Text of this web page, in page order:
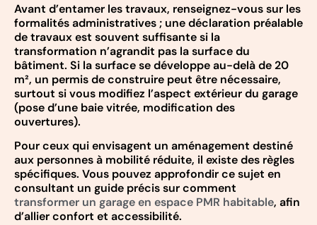
Avant d’entamer les travaux, renseignez-vous sur les
formalités administratives ; une déclaration préalable
de travaux est souvent suffisante si la
transformation n’agrandit pas la surface du
bâtiment. Si la surface se développe au-delà de 20
m², un permis de construire peut être nécessaire,
surtout si vous modifiez l’aspect extérieur du garage
(pose d’une baie vitrée, modification des
ouvertures).
Pour ceux qui envisagent un aménagement destiné
aux personnes à mobilité réduite, il existe des règles
spécifiques. Vous pouvez approfondir ce sujet en
consultant un guide précis sur comment
transformer un garage en espace PMR habitable, afin
d’allier confort et accessibilité.